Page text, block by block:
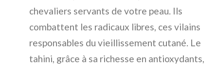
chevaliers servants de votre peau. Ils
combattent les radicaux libres, ces vilains
responsables du vieillissement cutané. Le
tahini, grâce à sa richesse en antioxydants,